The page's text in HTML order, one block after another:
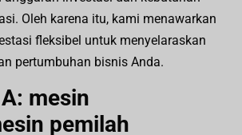
Oleh karena itu, kami menawarkan
fleksibel untuk menyelaraskan
pertumbuhan bisnis Anda.
mesin
pemilah